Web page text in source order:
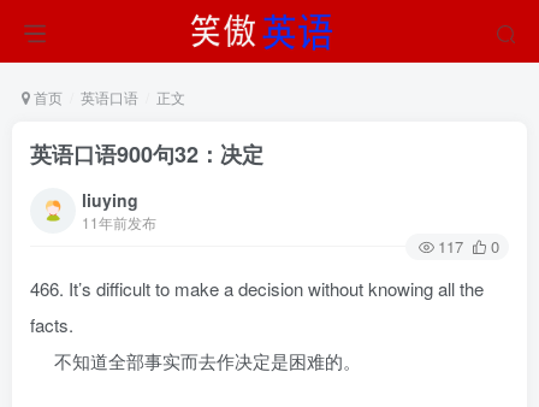
首页 英语口语 正文
英语口语900句32：决定
liuying
11年前发布
117 0
466. It’s difficult to make a decision without knowing all the
facts.
不知道全部事实而去作决定是困难的。